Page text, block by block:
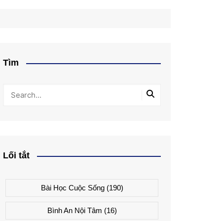
Tìm
Lối tắt
Bài Học Cuộc Sống(190)
Bình An Nội Tâm (16)